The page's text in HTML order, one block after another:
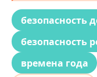
безопасность
безопасность
времена года